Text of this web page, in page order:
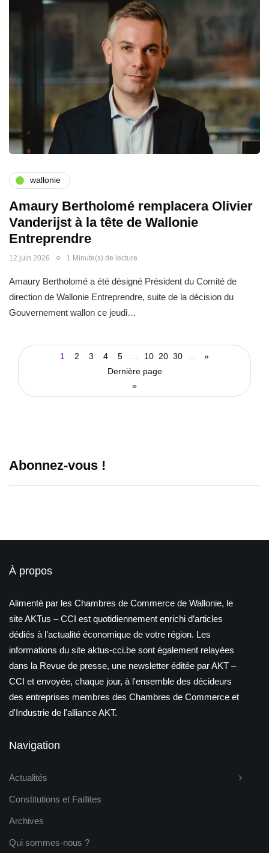
wallonie
Amaury Bertholomé remplacera Olivier
Vanderijst à la tête de Wallonie
Entreprendre
12 juin 2026 1 Minute(s) de lecture
Amaury Bertholomé a été désigné Président du Comité de
direction de Wallonie Entreprendre, suite de la décision du
Gouvernement wallon ce jeudi…
1 2 3 4 5 10 20 30
»
Dernière page
»
Abonnez-vous !
À propos
Alimenté par les Chambres de Commerce de Wallonie, le
site AKTus – CCI est quotidiennement enrichi d’articles
dédiés à l’actualité économique de votre région. Les
informations du site aktus-cci.be sont également relayées
dans la Revue de presse, une newsletter éditée par AKT –
CCI et envoyée, chaque jour, à l'ensemble des décideurs
des entreprises membres des Chambres de Commerce et
d'Industrie de l'alliance AKT.
Navigation
Actualités
Constitutions et Faillites
Archives
Qui sommes-nous ?